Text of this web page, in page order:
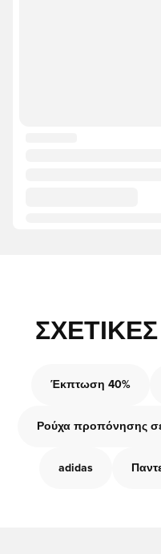
Έκπτωση 40%
Ρούχα προπόνησης
adidas